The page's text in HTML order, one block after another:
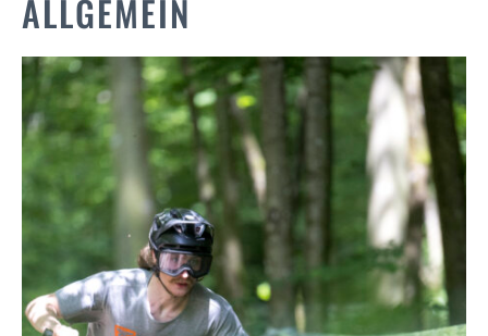
ALLGEMEIN